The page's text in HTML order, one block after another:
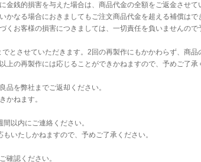
金銭的損害を与えた場合は、商品代金の全額をご返金させて
なる場合におきましてもご注文商品代金を超える補償はで
くお客様の損害につきましては、一切責任を負いませんので
とさせていただきます。2回の再製作にもかかわらず、商品
の再製作には応じることができかねますので、予めご了承
品を弊社までご返却ください。
かねます。
以内にご連絡ください。
いたしかねますので、予めご了承ください。
確認ください。